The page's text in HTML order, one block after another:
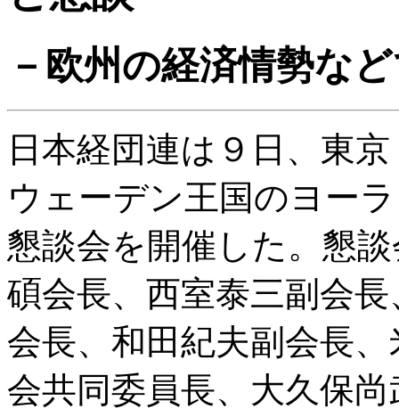
－欧州の経済情勢な
日本経団連は９日、東
ウェーデン王国のヨー
懇談会を開催した。懇
碩会長、西室泰三副会
会長、和田紀夫副会長
会共同委員長、大久保